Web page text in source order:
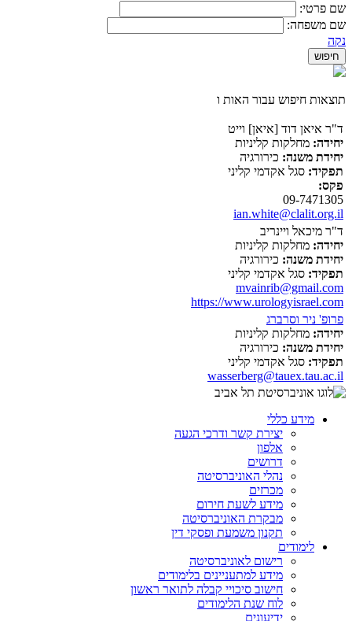
שם פרטי:
שם משפחה:
נקה
תוצאות חיפוש עבור האות ו
ד"ר איאן דוד [איאן] וייט
יחידה: מחלקות קליניות
יחידת משנה: כירורגיה
תפקיד: סגל אקדמי קליני
פקס:
09-7471305
ian.white@clalit.org.il
ד"ר מיכאל ויינריב
יחידה: מחלקות קליניות
יחידת משנה: כירורגיה
תפקיד: סגל אקדמי קליני
mvainrib@gmail.com
https://www.urologyisrael.com
פרופ' ניר וסרברג
יחידה: מחלקות קליניות
יחידת משנה: כירורגיה
תפקיד: סגל אקדמי קליני
wasserberg@tauex.tau.ac.il
מידע כללי
יצירת קשר ודרכי הגעה
אלפון
דרושים
נהלי האוניברסיטה
מכרזים
מידע לשעת חירום
מבקרת האוניברסיטה
תקנון משמעת ופסקי דין
לימודים
רישום לאוניברסיטה
מידע למתעניינים בלימודים
חישוב סיכויי קבלה לתואר ראשון
לוח שנת הלימודים
ידיעונים